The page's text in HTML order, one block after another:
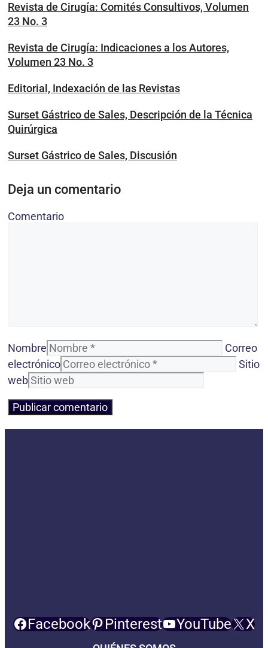
Revista de Cirugía: Comités Consultivos, Volumen
23 No. 3
Revista de Cirugía: Indicaciones a los Autores,
Volumen 23 No. 3
Editorial, Indexación de las Revistas
Surset Gástrico de Sales, Descripción de la Técnica
Quirúrgica
Surset Gástrico de Sales, Discusión
Deja un comentario
Comentario
Nombre
Correo
electrónico
Sitio
web
Facebook Pinterest YouTube X